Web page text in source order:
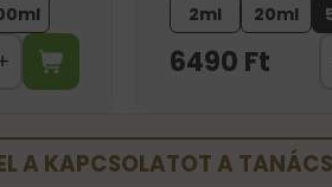
2ml 20ml
6490 Ft
A KAPCSOLATOT A